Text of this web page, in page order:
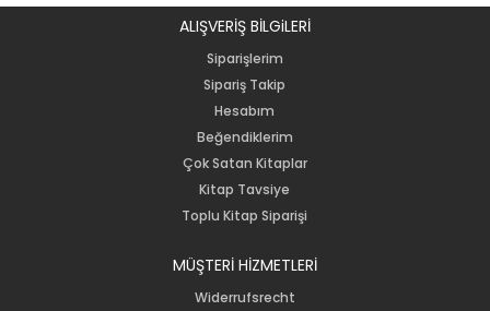
ALIŞVERİŞ BİLGiLERİ
Siparişlerim
Sipariş Takip
Hesabım
Beğendiklerim
Çok Satan Kitaplar
Kitap Tavsiye
Toplu Kitap Siparişi
MÜŞTERİ HİZMETLERİ
Widerrufsrecht